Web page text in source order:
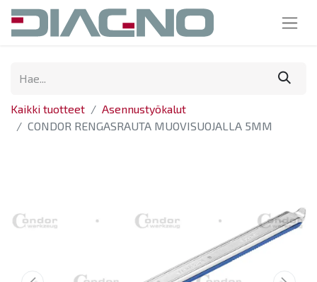
Kaikki tuotteet
Asennustyökalut
CONDOR RENGASRAUTA MUOVISUOJALLA 5MM